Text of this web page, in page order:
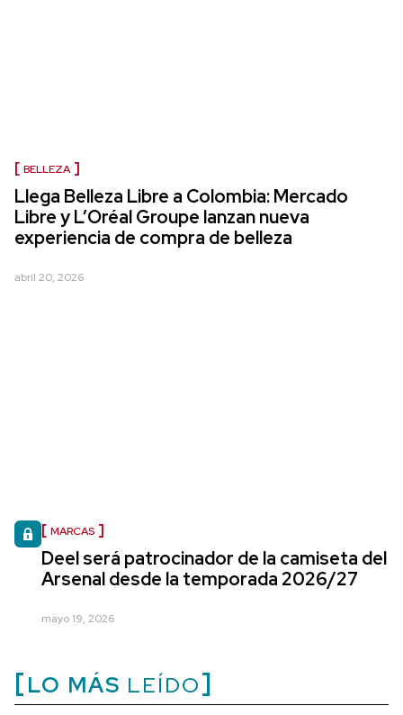
BELLEZA
Llega Belleza Libre a Colombia: Mercado
Libre y L’Oréal Groupe lanzan nueva
experiencia de compra de belleza
abril 20, 2026
MARCAS
Deel será patrocinador de la camiseta del
Arsenal desde la temporada 2026/27
mayo 19, 2026
LO MÁS LEÍDO